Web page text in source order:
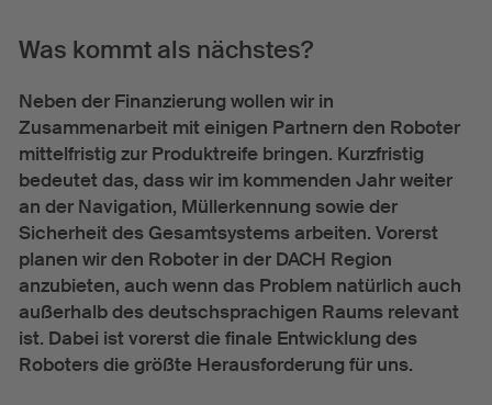
Was kommt als nächstes?
Neben der Finanzierung wollen wir in
Zusammenarbeit mit einigen Partnern den Roboter
mittelfristig zur Produktreife bringen. Kurzfristig
bedeutet das, dass wir im kommenden Jahr weiter
an der Navigation, Müllerkennung sowie der
Sicherheit des Gesamtsystems arbeiten. Vorerst
planen wir den Roboter in der DACH Region
anzubieten, auch wenn das Problem natürlich auch
außerhalb des deutschsprachigen Raums relevant
ist. Dabei ist vorerst die finale Entwicklung des
Roboters die größte Herausforderung für uns.